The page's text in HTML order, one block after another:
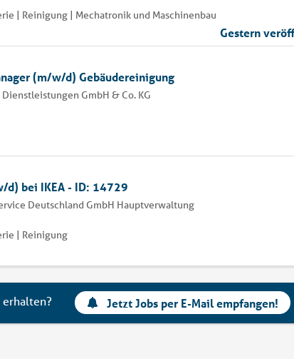
| Reinigung | Mechatronik und Maschinenbau
Gestern
(m/w/d) Gebäudereinigung
GmbH & Co. KG
d) bei IKEA - ID: 14729
Deutschland GmbH Hauptverwaltung
| Reinigung
erhalten? Jetzt Jobs per E-Mail empfangen!